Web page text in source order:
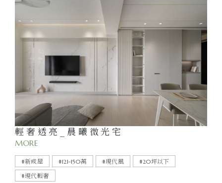
輕奢透亮_晨曦微光宅
MORE
#新成屋 #121-150萬 #現代風
#20坪以下
#現代輕奢